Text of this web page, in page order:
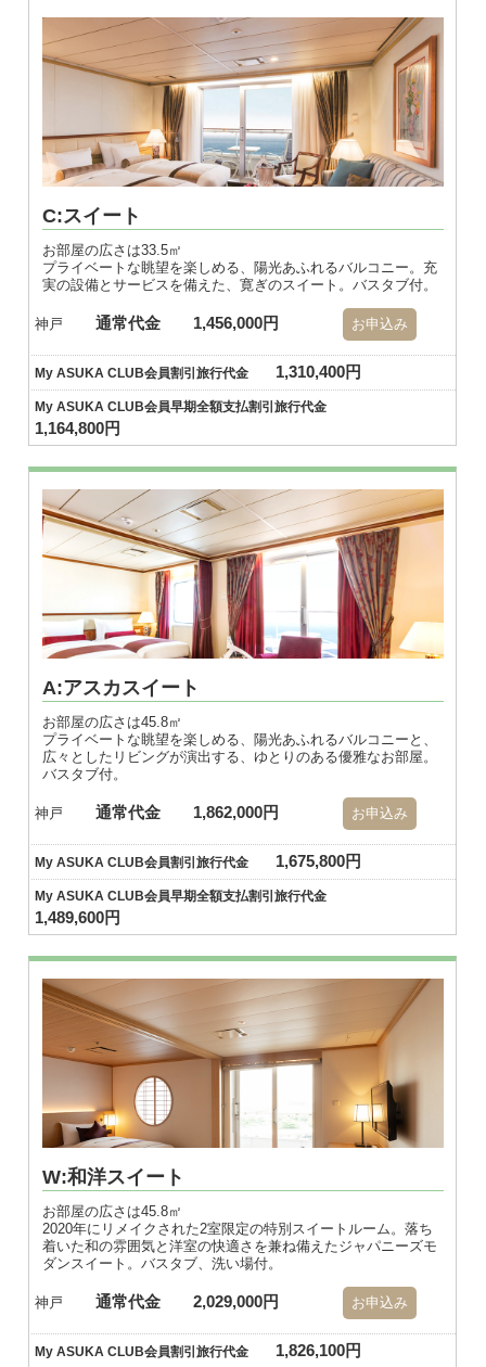
C:スイート
お部屋の広さは33.5㎡
プライベートな眺望を楽しめる、陽光あふれるバルコニー。充
実の設備とサービスを備えた、寛ぎのスイート。バスタブ付。
神戸 通常代金 1,456,000円 お申込み
My ASUKA CLUB会員割引旅行代金 1,310,400円
My ASUKA CLUB会員早期全額支払割引旅行代金
1,164,800円
A:アスカスイート
お部屋の広さは45.8㎡
プライベートな眺望を楽しめる、陽光あふれるバルコニーと、
広々としたリビングが演出する、ゆとりのある優雅なお部屋。
バスタブ付。
神戸 通常代金 1,862,000円 お申込み
My ASUKA CLUB会員割引旅行代金 1,675,800円
My ASUKA CLUB会員早期全額支払割引旅行代金
1,489,600円
W:和洋スイート
お部屋の広さは45.8㎡
2020年にリメイクされた2室限定の特別スイートルーム。落ち
着いた和の雰囲気と洋室の快適さを兼ね備えたジャパニーズモ
ダンスイート。バスタブ、洗い場付。
神戸 通常代金 2,029,000円 お申込み
My ASUKA CLUB会員割引旅行代金 1,826,100円